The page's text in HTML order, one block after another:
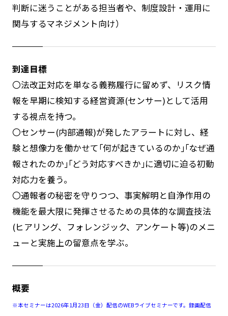
判断に迷うことがある担当者や、制度設計・運用に
関与するマネジメント向け）
到達目標
〇法改正対応を単なる義務履行に留めず、リスク情
報を早期に検知する経営資源(センサー)として活用
する視点を持つ。
〇センサー(内部通報)が発したアラートに対し、経
験と想像力を働かせて｢何が起きているのか｣｢なぜ通
報されたのか｣｢どう対応すべきか｣に適切に迫る初動
対応力を養う。
〇通報者の秘密を守りつつ、事実解明と自浄作用の
機能を最大限に発揮させるための具体的な調査技法
(ヒアリング、フォレンジック、アンケート等)のメニ
ューと実施上の留意点を学ぶ。
概要
※本セミナーは2026年1月23日（金）配信のWEBライブセミナーです。録画配信